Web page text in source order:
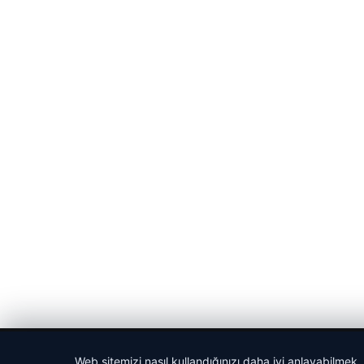
Web sitemizi nasıl kullandığınızı daha iyi